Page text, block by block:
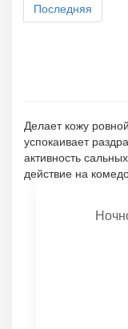
Последняя
Делает кожу
успокаивает
активность
действие на